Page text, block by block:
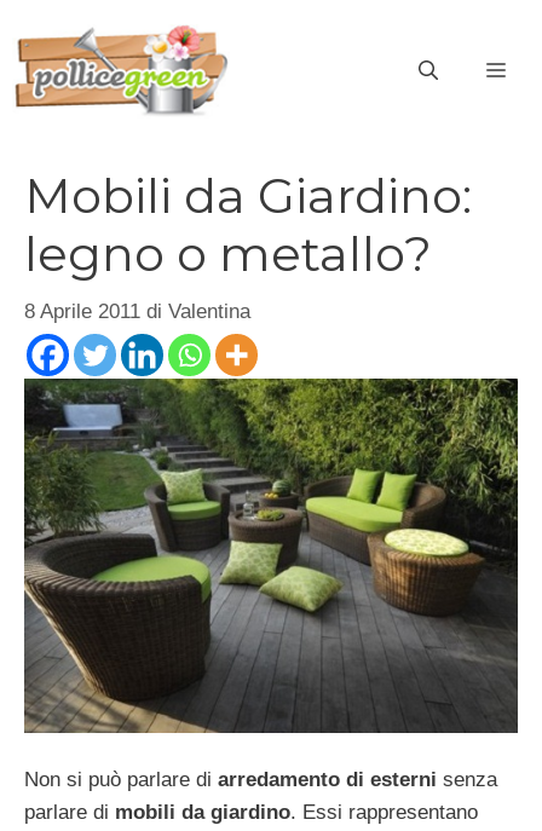
contenuto
Mobili da Giardino:
legno o metallo?
8 Aprile 2011 di Valentina
Non si può parlare di arredamento di esterni senza
parlare di mobili da giardino. Essi rappresentano